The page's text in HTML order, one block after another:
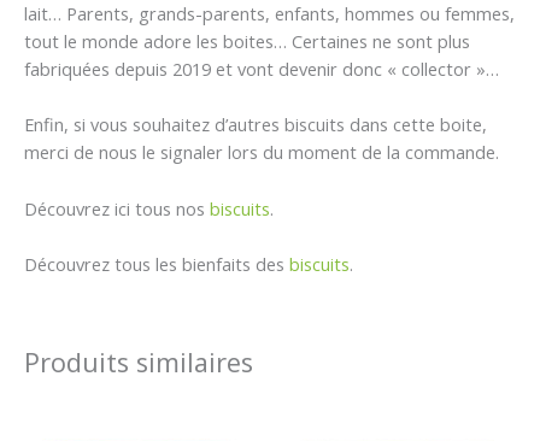
lait… Parents, grands-parents, enfants, hommes ou femmes,
tout le monde adore les boites… Certaines ne sont plus
fabriquées depuis 2019 et vont devenir donc « collector »…
Enfin, si vous souhaitez d’autres biscuits dans cette boite,
merci de nous le signaler lors du moment de la commande.
Découvrez ici tous nos biscuits.
Découvrez tous les bienfaits des biscuits.
Produits similaires